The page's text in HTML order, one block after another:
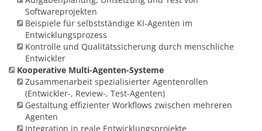
Softwareprojekten
Beispiele für selbstständige KI-Agenten im
Entwicklungsprozess
Kontrolle und Qualitätssicherung durch menschliche
Entwickler
Kooperative Multi-Agenten-Systeme
Zusammenarbeit spezialisierter Agentenrollen
(Entwickler-, Review-, Test-Agenten)
Gestaltung effizienter Workflows zwischen mehreren
Agenten
Integration in reale Entwicklungsprojekte